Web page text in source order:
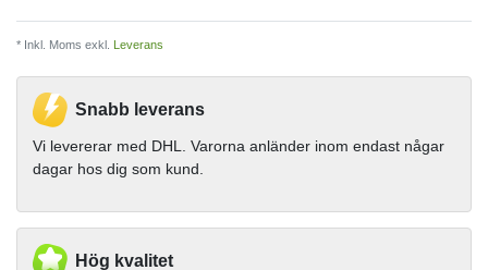
* Inkl. Moms exkl. Leverans
Snabb leverans
Vi levererar med DHL. Varorna anländer inom endast någar
dagar hos dig som kund.
Hög kvalitet